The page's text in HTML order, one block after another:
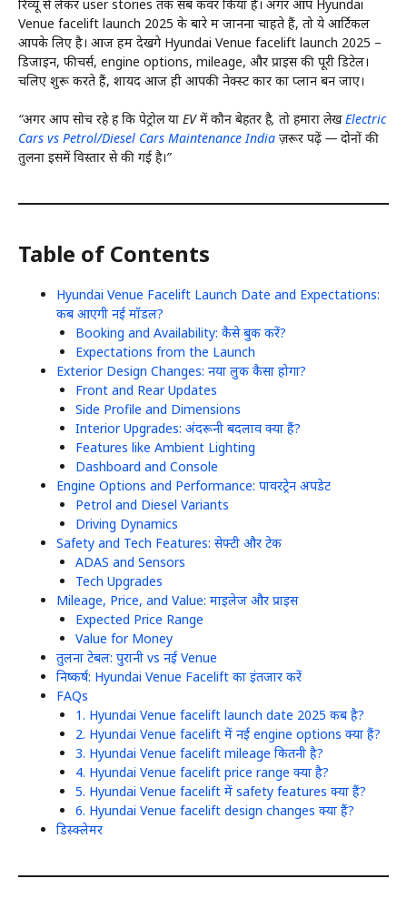
रिव्यू से लेकर user stories तक सब कवर किया है। अगर आप Hyundai
Venue facelift launch 2025 के बारे में जानना चाहते हैं, तो ये आर्टिकल
आपके लिए है। आज हम देखेंगे Hyundai Venue facelift launch 2025 –
डिजाइन, फीचर्स, engine options, mileage, और प्राइस की पूरी डिटेल।
चलिए शुरू करते हैं, शायद आज ही आपकी नेक्स्ट कार का प्लान बन जाए।
“अगर आप सोच रहे हैं कि पेट्रोल या EV में कौन बेहतर है, तो हमारा लेखElectric
Cars vs Petrol/Diesel Cars Maintenance India ज़रूर पढ़ें — दोनों की
तुलना इसमें विस्तार से की गई है।”
Table of Contents
Hyundai Venue Facelift Launch Date and Expectations:
कब आएगी नई मॉडल?
Booking and Availability: कैसे बुक करें?
Expectations from the Launch
Exterior Design Changes: नया लुक कैसा होगा?
Front and Rear Updates
Side Profile and Dimensions
Interior Upgrades: अंदरूनी बदलाव क्या हैं?
Features like Ambient Lighting
Dashboard and Console
Engine Options and Performance: पावरट्रेन अपडेट
Petrol and Diesel Variants
Driving Dynamics
Safety and Tech Features: सेफ्टी और टेक
ADAS and Sensors
Tech Upgrades
Mileage, Price, and Value: माइलेज और प्राइस
Expected Price Range
Value for Money
तुलना टेबल: पुरानी vs नई Venue
निष्कर्ष: Hyundai Venue Facelift का इंतजार करें
FAQs
1. Hyundai Venue facelift launch date 2025 कब है?
2. Hyundai Venue facelift में नई engine options क्या हैं?
3. Hyundai Venue facelift mileage कितनी है?
4. Hyundai Venue facelift price range क्या है?
5. Hyundai Venue facelift में safety features क्या हैं?
6. Hyundai Venue facelift design changes क्या हैं?
डिस्क्लेमर